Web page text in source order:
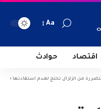
Aa
اقتصاد حوادث
من الزلزال تحتج لعدم استفادتها من